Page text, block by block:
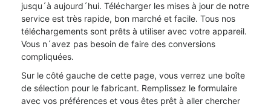
jusqu´à aujourd´hui. Télécharger les mises à jour de notre
service est très rapide, bon marché et facile. Tous nos
téléchargements sont prêts à utiliser avec votre appareil.
Vous n´avez pas besoin de faire des conversions
compliquées.
Sur le côté gauche de cette page, vous verrez une boîte
de sélection pour le fabricant. Remplissez le formulaire
avec vos préférences et vous êtes prêt à aller chercher